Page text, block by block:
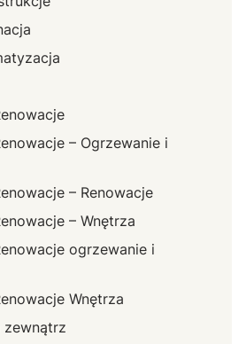
– Ogrzewanie i
– Renowacje
– Wnętrza
ogrzewanie i
Wnętrza
zewnątrz